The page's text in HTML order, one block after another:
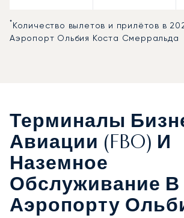
*Количество вылетов и прилётов в
Аэропорт Ольбия Коста Смерральда
Терминалы
Авиации (FBO) И
Наземное
Обслуживание В
Аэропорту